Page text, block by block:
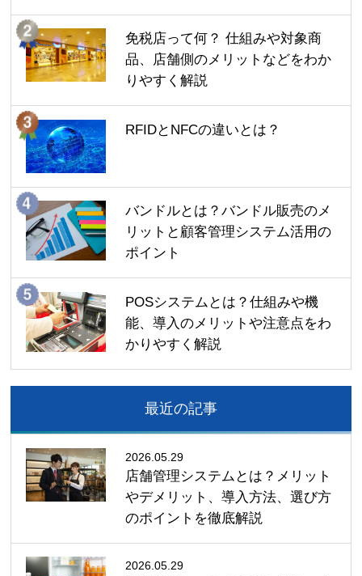
免税店って何？ 仕組みや対象商
品、店舗側のメリットなどをわか
りやすく解説
RFIDとNFCの違いとは？
バンドルとは？バンドル販売のメ
リットと顧客管理システム活用の
ポイント
POSシステムとは？仕組みや機
能、導入のメリットや注意点をわ
かりやすく解説
最近の記事
2026.05.29
店舗管理システムとは？メリット
やデメリット、導入方法、選び方
のポイントを徹底解説
2026.05.29